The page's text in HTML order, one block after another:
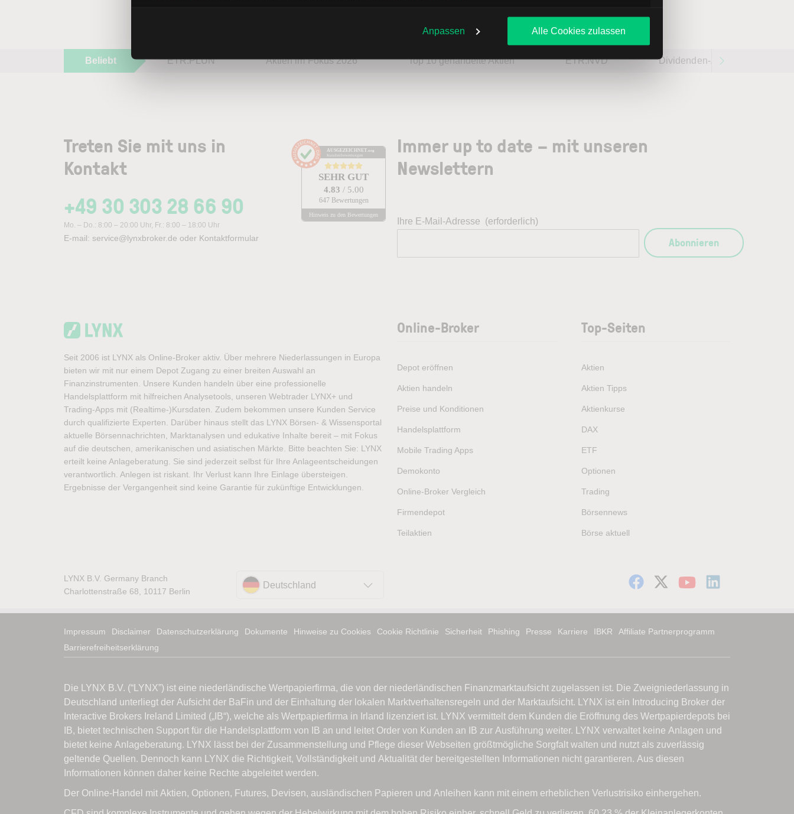
Anpassen Alle Cookies zulassen
Beliebt ETR:PLUN Aktien im Fokus 2026 Top 10 gehandelte Aktien ETR:NVD Dividenden-Aktien weltweit
Treten Sie mit uns in
Kontakt
+49 30 303 28 66 90
Mo. – Do.: 8:00 – 20:00 Uhr, Fr.: 8:00 – 18:00 Uhr
E-mail: service@lynxbroker.de oder Kontaktformular
AUSGEZEICHNET.org
Kundenbewertungen
SEHR GUT
4.83 / 5.00
647 Bewertungen
Hinweis zu den Bewertungen
Immer up to date – mit unseren
Newslettern
Ihre E-Mail-Adresse (erforderlich)
Abonnieren
Seit 2006 ist LYNX als Online-Broker aktiv. Über mehrere Niederlassungen in Europa
bieten wir mit nur einem Depot Zugang zu einer breiten Auswahl an
Finanzinstrumenten. Unsere Kunden handeln über eine professionelle
Handelsplattform mit hilfreichen Analysetools, unseren Webtrader LYNX+ und
Trading-Apps mit (Realtime-)Kursdaten. Zudem bekommen unsere Kunden Service
durch qualifizierte Experten. Darüber hinaus stellt das LYNX Börsen- & Wissensportal
aktuelle Börsennachrichten, Marktanalysen und edukative Inhalte bereit – mit Fokus
auf die deutschen, amerikanischen und asiatischen Märkte. Bitte beachten Sie: LYNX
erteilt keine Anlageberatung. Sie sind jederzeit selbst für Ihre Anlageentscheidungen
verantwortlich. Anlegen ist riskant. Ihr Verlust kann Ihre Einlage übersteigen.
Ergebnisse der Vergangenheit sind keine Garantie für zukünftige Entwicklungen.
Online-Broker
Depot eröffnen
Aktien handeln
Preise und Konditionen
Handelsplattform
Mobile Trading Apps
Demokonto
Online-Broker Vergleich
Firmendepot
Teilaktien
Top-Seiten
Aktien
Aktien Tipps
Aktienkurse
DAX
ETF
Optionen
Trading
Börsennews
Börse aktuell
LYNX B.V. Germany Branch
Charlottenstraße 68, 10117 Berlin
Deutschland
Impressum Disclaimer Datenschutzerklärung Dokumente Hinweise zu Cookies Cookie Richtlinie Sicherheit Phishing Presse Karriere IBKR
Affiliate Partnerprogramm
Barrierefreiheitserklärung